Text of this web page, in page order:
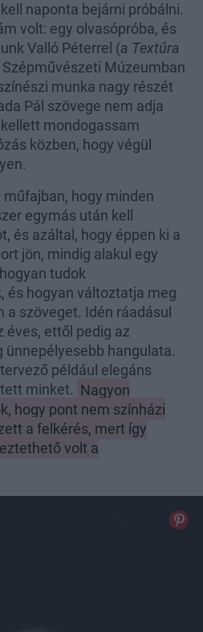
naponta bejárni próbálni.
volt: egy olvasópróba, és
Valló Péterrel (a Textúra
Szépművészeti Múzeumban
munka nagy részét
Pál szövege nem adja
mondogassam
közben, hogy végül
hogy minden
egymás után kell
és azáltal, hogy éppen ki a
jön, mindig alakul egy
tudok
és hogyan változtatja meg
szöveget. Idén ráadásul
éves, ettől pedig az
ünnepélyesebb hangulata.
például elegáns
minket. Nagyon
hogy pont nem színházi
a felkérés, mert így
volt a